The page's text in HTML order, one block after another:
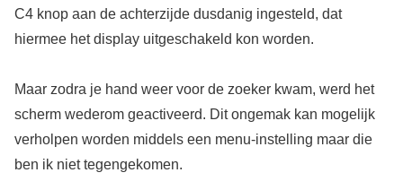
C4 knop aan de achterzijde dusdanig ingesteld, dat
hiermee het display uitgeschakeld kon worden.
Maar zodra je hand weer voor de zoeker kwam, werd het
scherm wederom geactiveerd. Dit ongemak kan mogelijk
verholpen worden middels een menu-instelling maar die
ben ik niet tegengekomen.